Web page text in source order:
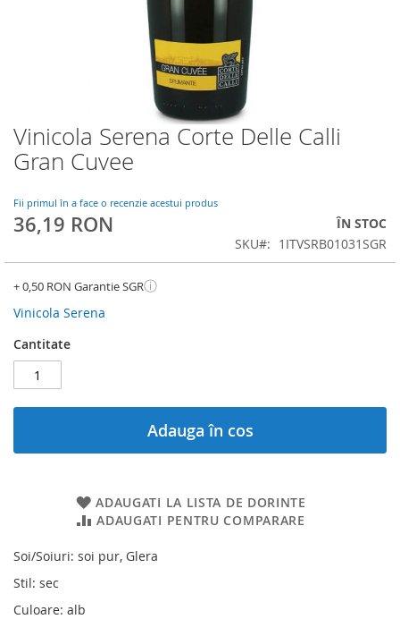
Vinicola Serena Corte Delle Calli
Gran Cuvee
Fii primul în a face o recenzie acestui produs
36,19 RON
ÎN STOC
SKU
1ITVSRB01031SGR
+ 0,50 RON Garantie SGRⓘ
Vinicola Serena
Cantitate
Adauga în cos
ADAUGATI LA LISTA DE DORINTE
ADAUGATI PENTRU COMPARARE
Soi/Soiuri: soi pur, Glera
Stil: sec
Culoare: alb
Skip
to
the
of
the
images